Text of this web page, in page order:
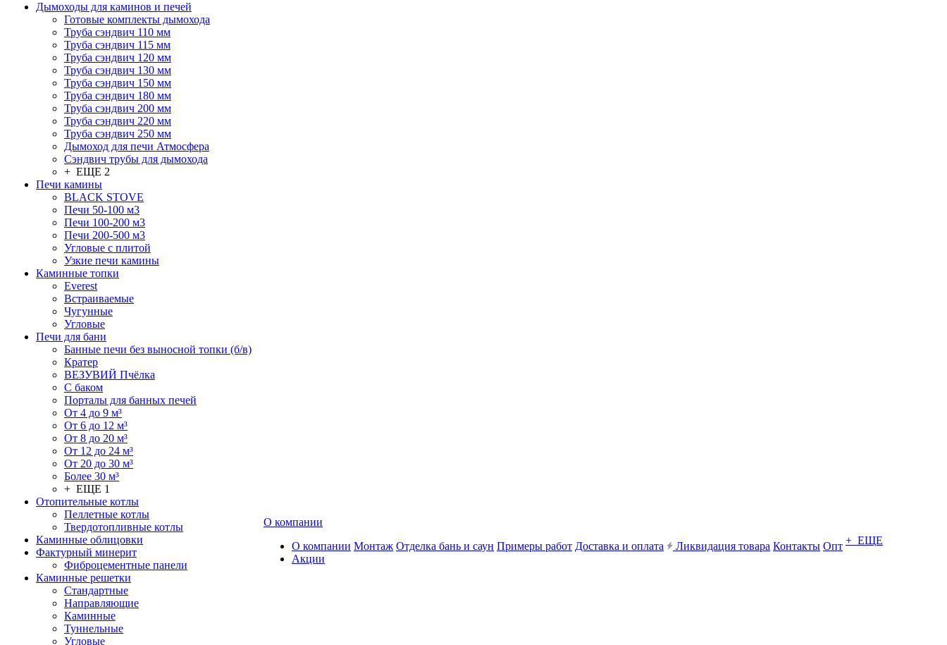
Дымоходы для каминов и печей
Готовые комплекты дымохода
Труба сэндвич 110 мм
Труба сэндвич 115 мм
Труба сэндвич 120 мм
Труба сэндвич 130 мм
Труба сэндвич 150 мм
Труба сэндвич 180 мм
Труба сэндвич 200 мм
Труба сэндвич 220 мм
Труба сэндвич 250 мм
Дымоход для печи Атмосфера
Сэндвич трубы для дымохода
+ ЕЩЕ 2
Печи камины
BLACK STOVE
Печи 50-100 м3
Печи 100-200 м3
Печи 200-500 м3
Угловые с плитой
Узкие печи камины
Каминные топки
Everest
Встраиваемые
Чугунные
Угловые
Печи для бани
Банные печи без выносной топки (б/в)
Кратер
ВЕЗУВИЙ Пчёлка
С баком
Порталы для банных печей
От 4 до 9 м³
От 6 до 12 м³
От 8 до 20 м³
От 12 до 24 м³
От 20 до 30 м³
Более 30 м³
+ ЕЩЕ 1
Отопительные котлы
Пеллетные котлы
Твердотопливные котлы
Каминные облицовки
Фактурный минерит
Фиброцементные панели
Каминные решетки
Стандартные
Направляющие
Каминные
Туннельные
Угловые
О компании
О компании
Акции
Монтаж Отделка бань и саун Примеры работ Доставка и оплата Ликвидация товара Контакты Опт + ЕЩЕ